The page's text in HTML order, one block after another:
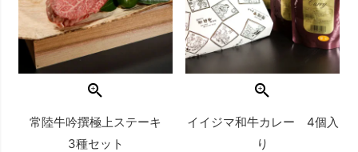
常陸牛吟撰極上ステーキ
3種セット
イイジマ和牛カレー 4個入
り